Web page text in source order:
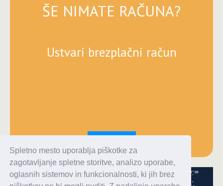
Spletno mesto uporablja piškotke za
zagotavljanje spletne storitve, analizo uporabe,
oglasnih sistemov in funkcionalnosti, ki jih brez
ŠE NIMATE RAČUNA?
Ustvari brezplačni račun